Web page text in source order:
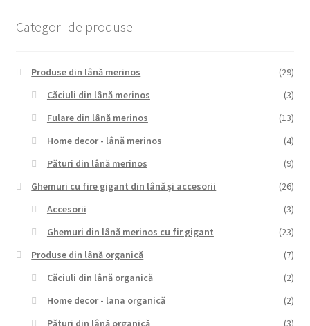
Categorii de produse
Produse din lână merinos
(29)
Căciuli din lână merinos
(3)
Fulare din lână merinos
(13)
Home decor - lână merinos
(4)
Pături din lână merinos
(9)
Ghemuri cu fire gigant din lână și accesorii
(26)
Accesorii
(3)
Ghemuri din lână merinos cu fir gigant
(23)
Produse din lână organică
(7)
Căciuli din lână organică
(2)
Home decor - lana organică
(2)
Pături din lână organică
(3)